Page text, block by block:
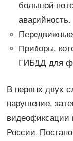
большой
аварийность.
Передвижные
Приборы,
ГИБДД для
В первых двух
нарушение,
России.